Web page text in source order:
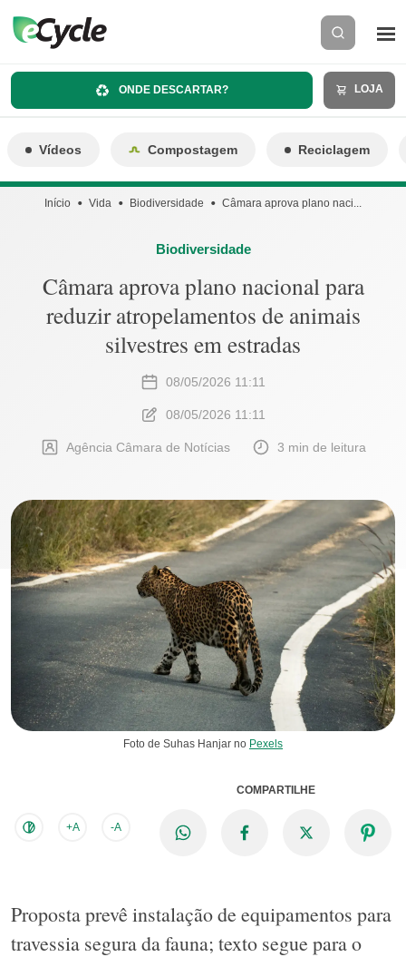
ONDE DESCARTAR? LOJA
Vídeos Compostagem Reciclagem
Início Vida Biodiversidade Câmara aprova plano naci...
Biodiversidade
Câmara aprova plano nacional para
reduzir atropelamentos de animais
silvestres em estradas
08/05/2026 11:11
08/05/2026 11:11
Agência Câmara de Notícias 3 min de leitura
Foto de Suhas Hanjar no Pexels
+A -A
COMPARTILHE
Proposta prevê instalação de equipamentos para
travessia segura da fauna; texto segue para o